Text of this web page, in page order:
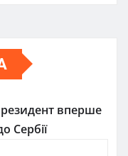
вперше
Сербії